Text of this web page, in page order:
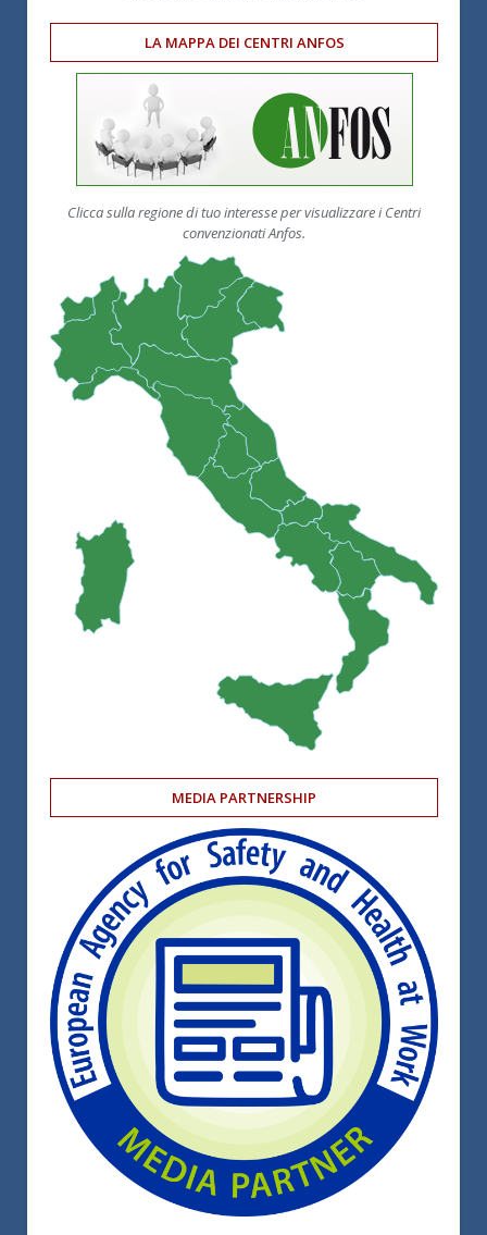
LA MAPPA DEI CENTRI ANFOS
Clicca sulla regione di tuo interesse per visualizzare i Centri
convenzionati Anfos.
MEDIA PARTNERSHIP